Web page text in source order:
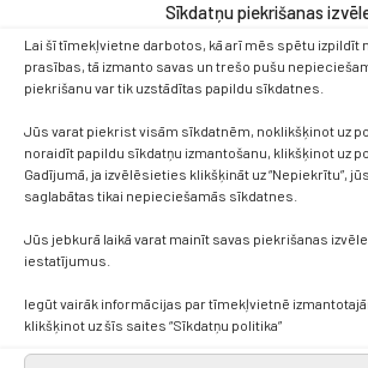
Sīkdatņu piekrišanas
Lai šī tīmekļvietne darbotos, kā arī mēs spētu izpildīt
prasības, tā izmanto savas un trešo pušu
piekrišanu var tik uzstādītas papildu sīkdatnes.
Jūs varat piekrist visām sīkdatnēm, noklikšķinot uz
noraidīt papildu sīkdatņu izmantošanu, klikšķinot uz
Gadījumā, ja izvēlēsieties klikšķināt uz “Nepiekrītu”,
saglabātas tikai nepieciešamās sīkdatnes.
Jūs jebkurā laikā varat mainīt savas piekrišanas
iestatījumus.
Iegūt vairāk informācijas par tīmekļvietnē
klikšķinot uz šīs saites “Sīkdatņu politika”